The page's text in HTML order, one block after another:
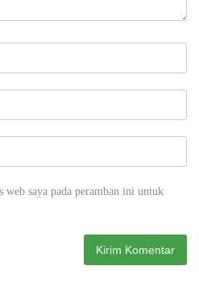
web saya pada peramban ini untuk